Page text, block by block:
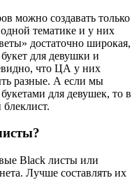
можно создавать только
тематике и у них
достаточно широкая,
для девушки и
что ЦА у них
разные. А если мы
для девушек, то в
Black листы или
Лучше составлять их